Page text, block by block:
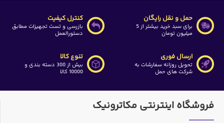
حمل و نقل رایگان
برای سبد خرید بیشتر از 5
میلیون تومان
کنترل کیفیت
بازرسی و تست تجهیزات مطابق
دستورالعمل
ارسال فوری
تحویل روزانه سفارشات به
شرکت های حمل
تنوع کالا
بیش از 300 دسته بندی و
10000 کالا
فروشگاه اینترنتی مکاترونیک